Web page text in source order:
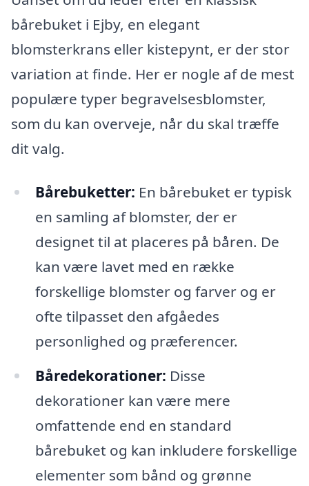
bårebuket i Ejby, en elegant
blomsterkrans eller kistepynt, er der stor
variation at finde. Her er nogle af de mest
populære typer begravelsesblomster,
som du kan overveje, når du skal træffe
dit valg.
Bårebuketter: En bårebuket er typisk
en samling af blomster, der er
designet til at placeres på båren. De
kan være lavet med en række
forskellige blomster og farver og er
ofte tilpasset den afgåedes
personlighed og præferencer.
Båredekorationer: Disse
dekorationer kan være mere
omfattende end en standard
bårebuket og kan inkludere forskellige
elementer som bånd og grønne